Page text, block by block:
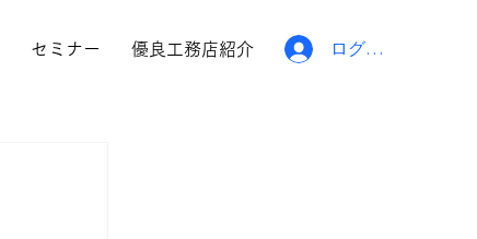
セミナー 優良工務店紹介 ログイン